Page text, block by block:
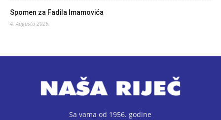
Spomen za Fadila Imamovića
4. Augusta 2026.
Sa vama od 1956. godine